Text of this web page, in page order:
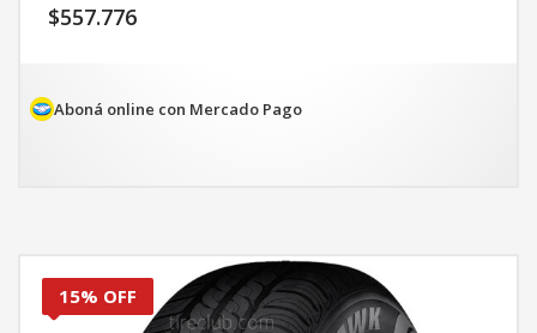
$557.776
Aboná online con Mercado Pago
15% OFF